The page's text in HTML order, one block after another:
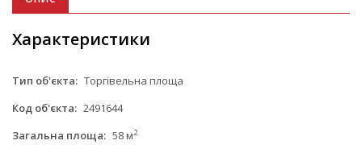
Характеристики
Тип об'єкта: Торгівельна площа
Код об'єкта: 2491644
Загальна площа: 58 м2